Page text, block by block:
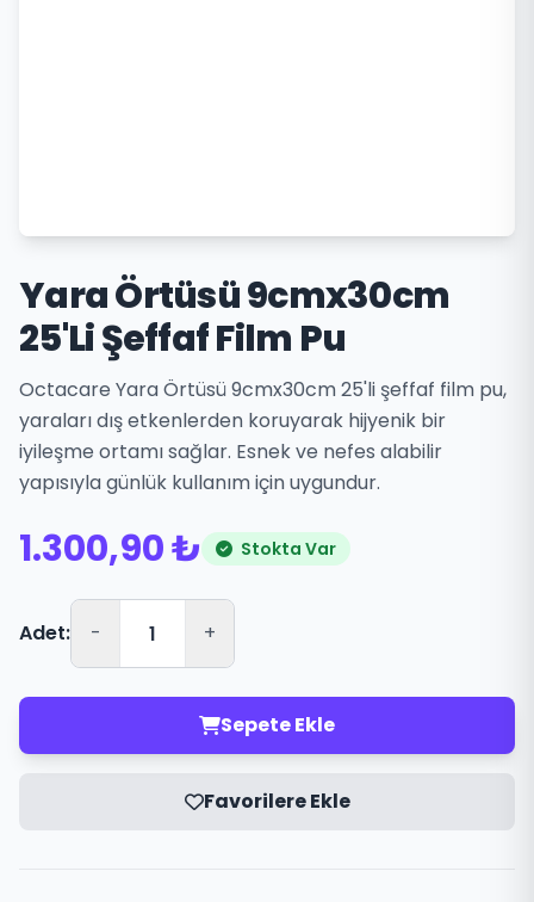
Yara Örtüsü 9cmx30cm
25'Li Şeffaf Film Pu
Octacare Yara Örtüsü 9cmx30cm 25'li şeffaf film pu,
yaraları dış etkenlerden koruyarak hijyenik bir
iyileşme ortamı sağlar. Esnek ve nefes alabilir
yapısıyla günlük kullanım için uygundur.
1.300,90 ₺ Stokta Var
Adet: - +
Sepete Ekle
Favorilere Ekle